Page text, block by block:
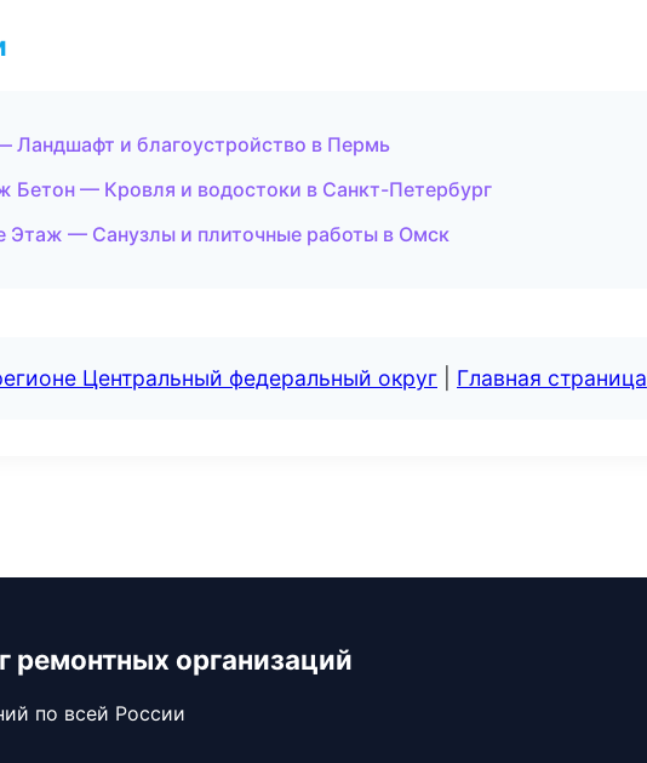
Ландшафт и благоустройство в Пермь
Бетон — Кровля и водостоки в Санкт-Петербург
Этаж — Санузлы и плиточные работы в Омск
Центральный федеральный округ Главная страница
ремонтных организаций
по всей России